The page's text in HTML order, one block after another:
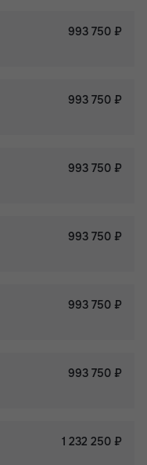
993 750 ₽
993 750 ₽
993 750 ₽
993 750 ₽
993 750 ₽
993 750 ₽
1 232 250 ₽